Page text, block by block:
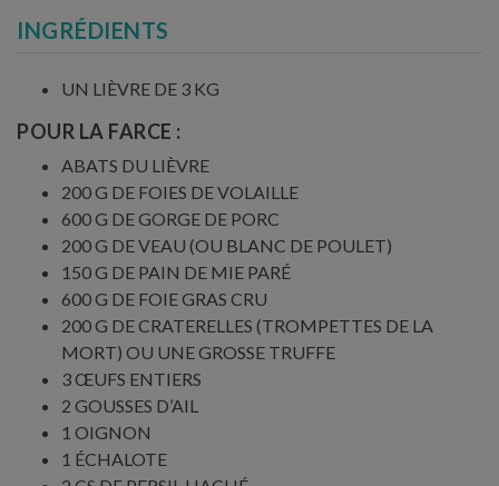
INGRÉDIENTS
UN LIÈVRE DE 3 KG
POUR LA FARCE :
ABATS DU LIÈVRE
200 G DE FOIES DE VOLAILLE
600 G DE GORGE DE PORC
200 G DE VEAU (OU BLANC DE POULET)
150 G DE PAIN DE MIE PARÉ
600 G DE FOIE GRAS CRU
200 G DE CRATERELLES (TROMPETTES DE LA
MORT) OU UNE GROSSE TRUFFE
3 ŒUFS ENTIERS
2 GOUSSES D’AIL
1 OIGNON
1 ÉCHALOTE